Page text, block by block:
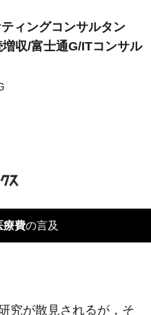
ィングコンサルタン
収/富士通G/ITコンサル
療費の言及
究が散見されるが，そ